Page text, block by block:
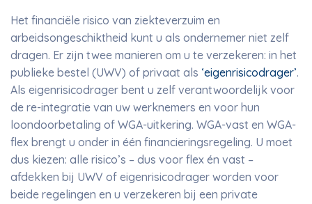
Het financiële risico van ziekteverzuim en
arbeidsongeschiktheid kunt u als ondernemer niet zelf
dragen. Er zijn twee manieren om u te verzekeren: in het
publieke bestel (UWV) of privaat als ‘eigenrisicodrager’.
Als eigenrisicodrager bent u zelf verantwoordelijk voor
de re-integratie van uw werknemers en voor hun
loondoorbetaling of WGA-uitkering. WGA-vast en WGA-
flex brengt u onder in één financieringsregeling. U moet
dus kiezen: alle risico’s – dus voor flex én vast –
afdekken bij UWV of eigenrisicodrager worden voor
beide regelingen en u verzekeren bij een private